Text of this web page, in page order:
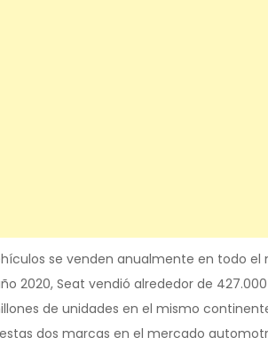
se venden anualmente en todo el
2020, Seat vendió alrededor de
de unidades en el mismo
dos marcas en el mercado